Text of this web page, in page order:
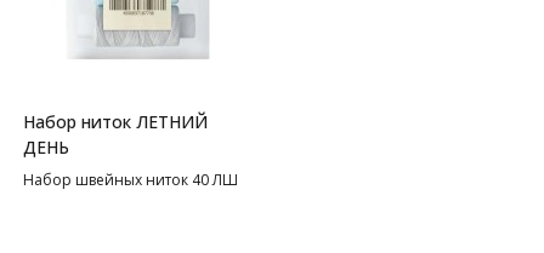
Набор ниток ЛЕТНИЙ
ДЕНЬ
Набор швейных ниток 40 ЛШ